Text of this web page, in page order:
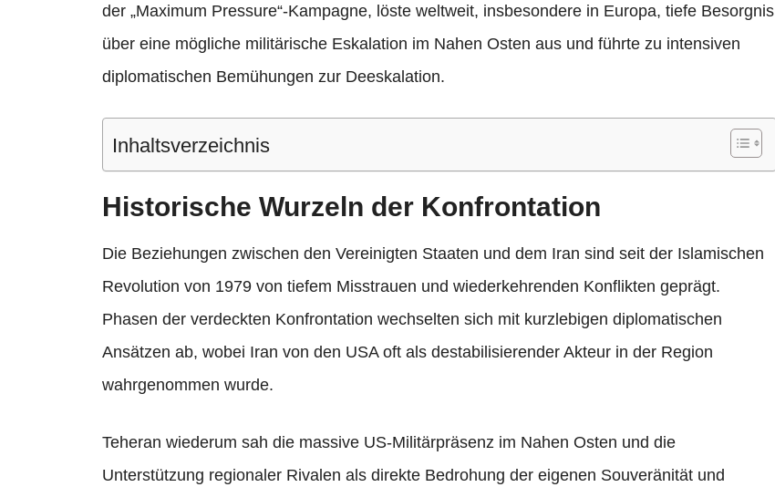
der „Maximum Pressure“-Kampagne, löste weltweit, insbesondere in Europa, tiefe Besorgnis
über eine mögliche militärische Eskalation im Nahen Osten aus und führte zu intensiven
diplomatischen Bemühungen zur Deeskalation.
Inhaltsverzeichnis
Historische Wurzeln der Konfrontation
Die Beziehungen zwischen den Vereinigten Staaten und dem Iran sind seit der Islamischen
Revolution von 1979 von tiefem Misstrauen und wiederkehrenden Konflikten geprägt.
Phasen der verdeckten Konfrontation wechselten sich mit kurzlebigen diplomatischen
Ansätzen ab, wobei Iran von den USA oft als destabilisierender Akteur in der Region
wahrgenommen wurde.
Teheran wiederum sah die massive US-Militärpräsenz im Nahen Osten und die
Unterstützung regionaler Rivalen als direkte Bedrohung der eigenen Souveränität und